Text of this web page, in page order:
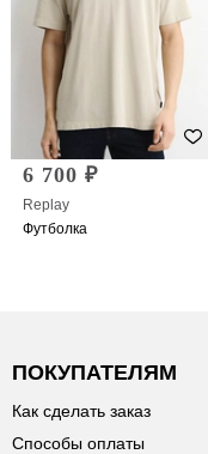
6 700 ₽
Replay
Футболка
ПОКУПАТЕЛЯМ
Как сделать заказ
Способы оплаты